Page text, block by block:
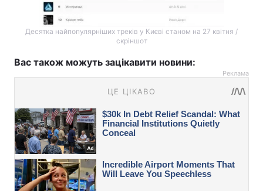
Десятка найпопулярніших треків у Києві станом на 27 квітня /
скріншот
Вас також можуть зацікавити новини:
Реклама